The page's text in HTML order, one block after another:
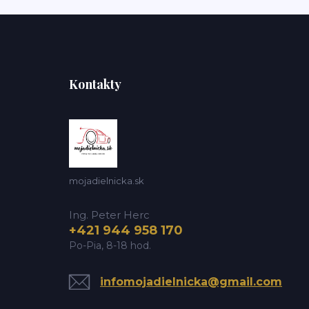
Kontakty
mojadielnicka.sk
Ing. Peter Herc
+421 944 958 170
Po-Pia, 8-18 hod.
infomojadielnicka@gmail.com